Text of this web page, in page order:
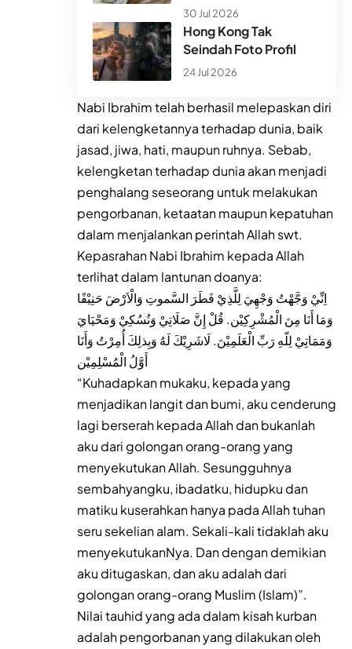
30 Jul 2026
Hong Kong Tak
Seindah Foto Profil
24 Jul 2026
Nabi Ibrahim telah berhasil melepaskan diri
dari kelengketannya terhadap dunia, baik
jasad, jiwa, hati, maupun ruhnya. Sebab,
kelengketan terhadap dunia akan menjadi
penghalang seseorang untuk melakukan
pengorbanan, ketaatan maupun kepatuhan
dalam menjalankan perintah Allah swt.
Kepasrahan Nabi Ibrahim kepada Allah
terlihat dalam lantunan doanya:
اِنِّيْ وَجَّهْتُ وَجْهِيَ لِلَّذِيْ فَطَرَ السَّموتِ وَالْاَرْضَ حَنِيْفًا
وَمَا أَنَا مِنَ الْمُشْرِكِيْن. قُلْ إِنَّ صَلَاتِيْ وَنُسُكِيْ وَمَحْيَايَ
وَمَمَاتِيْ لِلّهِ رَبِّ الْعَلَمِيْنَ. لَاشَرِيْكَ لَهُ وَبِذلِكَ أُمِرْتُ وَأَنَا
أَوَّلُ الْمُسْلِمِيْن
“Kuhadapkan mukaku, kepada yang
menjadikan langit dan bumi, aku cenderung
lagi berserah kepada Allah dan bukanlah
aku dari golongan orang-orang yang
menyekutukan Allah. Sesungguhnya
sembahyangku, ibadatku, hidupku dan
matiku kuserahkan hanya pada Allah tuhan
seru sekelian alam. Sekali-kali tidaklah aku
menyekutukanNya. Dan dengan demikian
aku ditugaskan, dan aku adalah dari
golongan orang-orang Muslim (Islam)”.
Nilai tauhid yang ada dalam kisah kurban
adalah pengorbanan yang dilakukan oleh